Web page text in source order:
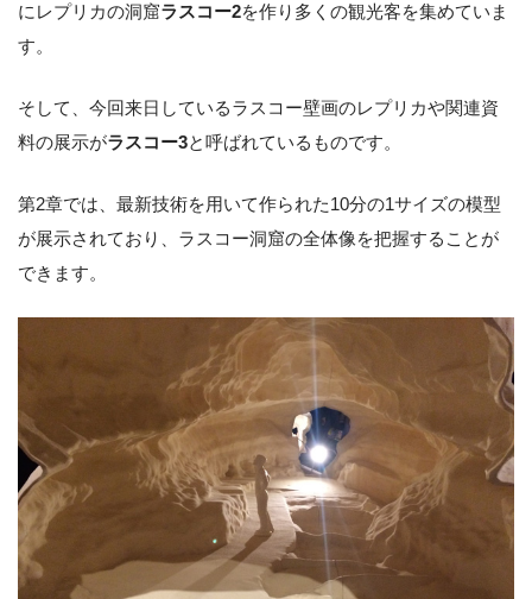
にレプリカの洞窟ラスコー2を作り多くの観光客を集めていま
す。
そして、今回来日しているラスコー壁画のレプリカや関連資
料の展示がラスコー3と呼ばれているものです。
第2章では、最新技術を用いて作られた10分の1サイズの模型
が展示されており、ラスコー洞窟の全体像を把握することが
できます。